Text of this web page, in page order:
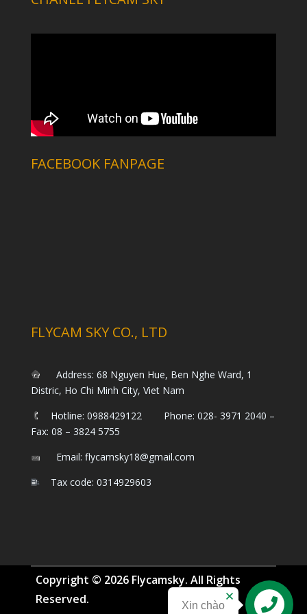
FACEBOOK FANPAGE
FLYCAM SKY CO., LTD
Address: 68 Nguyen Hue, Ben Nghe Ward, 1
Distric, Ho Chi Minh City, Viet Nam
Hotline: 0988429122 Phone: 028- 3971 2040 –
Fax: 08 – 3824 5755
Email: flycamsky18@gmail.com
Tax code: 0314929603
Xin chào
Copyright © 2026 Flycamsky. All Rights
Reserved.